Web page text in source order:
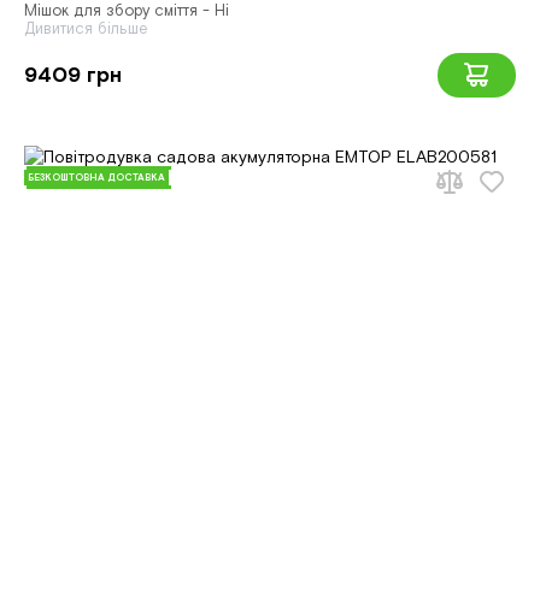
Мішок для збору сміття - Ні
Дивитися більше
9409 грн
БЕЗКОШТОВНА ДОСТАВКА